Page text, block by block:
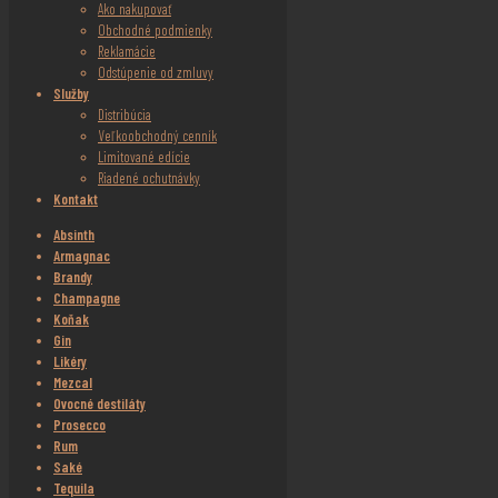
Ako nakupovať
Obchodné podmienky
Reklamácie
Odstúpenie od zmluvy
Služby
Distribúcia
Veľkoobchodný cenník
Limitované edície
Riadené ochutnávky
Kontakt
Absinth
Armagnac
Brandy
Champagne
Koňak
Gin
Likéry
Mezcal
Ovocné destiláty
Prosecco
Rum
Saké
Tequila